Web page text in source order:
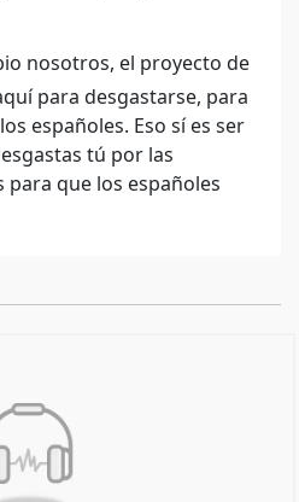
nosotros, el proyecto de
para desgastarse, para
españoles. Eso sí es ser
tú por las
que los españoles